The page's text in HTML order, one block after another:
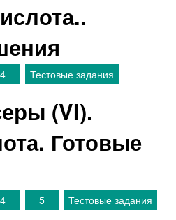
4 Тестовые задания
(VI).
Готовые
4 5 Тестовые задания